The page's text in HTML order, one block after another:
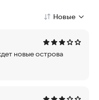
Новые
новые острова